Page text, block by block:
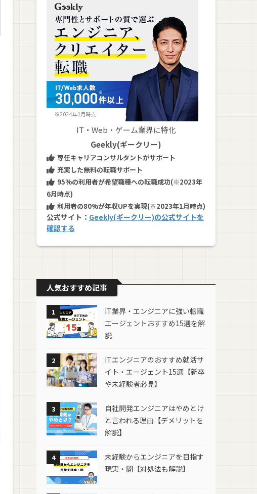
IT・Web・ゲーム業界に特化
Geekly(ギークリー)
専任キャリアコンサルタントがサポート
充実した無料の転職サポート
95%の利用者が希望職種への転職成功(※2023年
6月時点)
利用者の80%が年収UPを実現(※2023年1月時点)
公式サイト： Geekly(ギークリー)の公式サイトを
確認する
人気おすすめ記事
1
IT業界・エンジニアに強い転職
エージェントおすすめ15選を解
説
2
ITエンジニアのおすすめ就活サ
イト・エージェント15選【新卒
や未経験者必見】
3
自社開発エンジニアはやめとけ
と言われる理由【デメリットを
解説】
4
未経験からエンジニアを目指す
現実・闇【対処法も解説】